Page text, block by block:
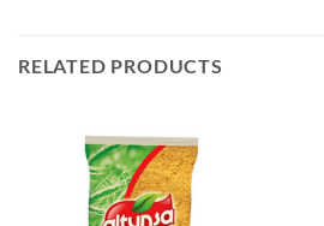
RELATED PRODUCTS